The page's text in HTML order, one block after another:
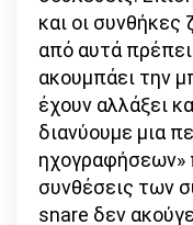
και οι
από αυτά
ακουμπάει την
έχουν αλλάξει
διανύουμε μια
ηχογραφήσεων»
συνθέσεις των
snare δεν